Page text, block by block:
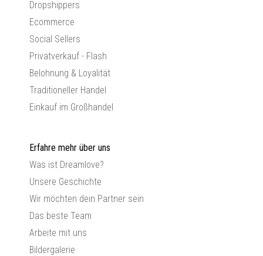
Dropshippers
Ecommerce
Social Sellers
Privatverkauf - Flash
Belohnung & Loyalität
Traditioneller Handel
Einkauf im Großhandel
Erfahre mehr über uns
Was ist Dreamlove?
Unsere Geschichte
Wir möchten dein Partner sein
Das beste Team
Arbeite mit uns
Bildergalerie